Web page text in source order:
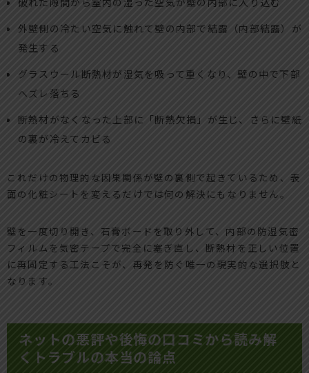
外壁側の冷たい空気に触れて壁の内部で結露（内部結露）が
発生する
グラスウール断熱材が湿気を吸って重くなり、壁の中で下部
へズレ落ちる
断熱材がなくなった上部に「断熱欠損」が生じ、さらに壁紙
の裏が冷えてカビる
これだけの物理的な因果関係が壁の裏側で起きているため、表
面の化粧シートを変えるだけでは何の解決にもなりません。
壁を一度切り開き、石膏ボードを取り外して、内部の防湿気密
フィルムを気密テープで完全に塞ぎ直し、断熱材を正しい位置
に再固定する工法こそが、再発を防ぐ唯一の現実的な選択肢と
なります。
ネットの悪評や後悔の口コミから読み解
くトラブルの本当の論点